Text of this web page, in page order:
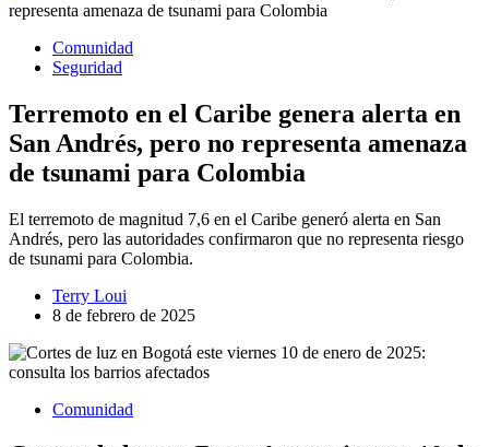
Comunidad
Seguridad
Terremoto en el Caribe genera alerta en
San Andrés, pero no representa amenaza
de tsunami para Colombia
El terremoto de magnitud 7,6 en el Caribe generó alerta en San
Andrés, pero las autoridades confirmaron que no representa riesgo
de tsunami para Colombia.
Terry Loui
8 de febrero de 2025
Comunidad